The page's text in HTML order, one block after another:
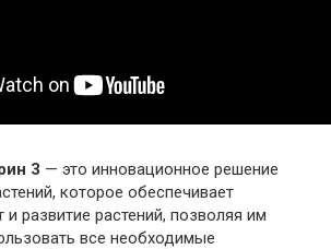
3 — это инновационное решение
которое обеспечивает
развитие растений, позволяя им
все необходимые